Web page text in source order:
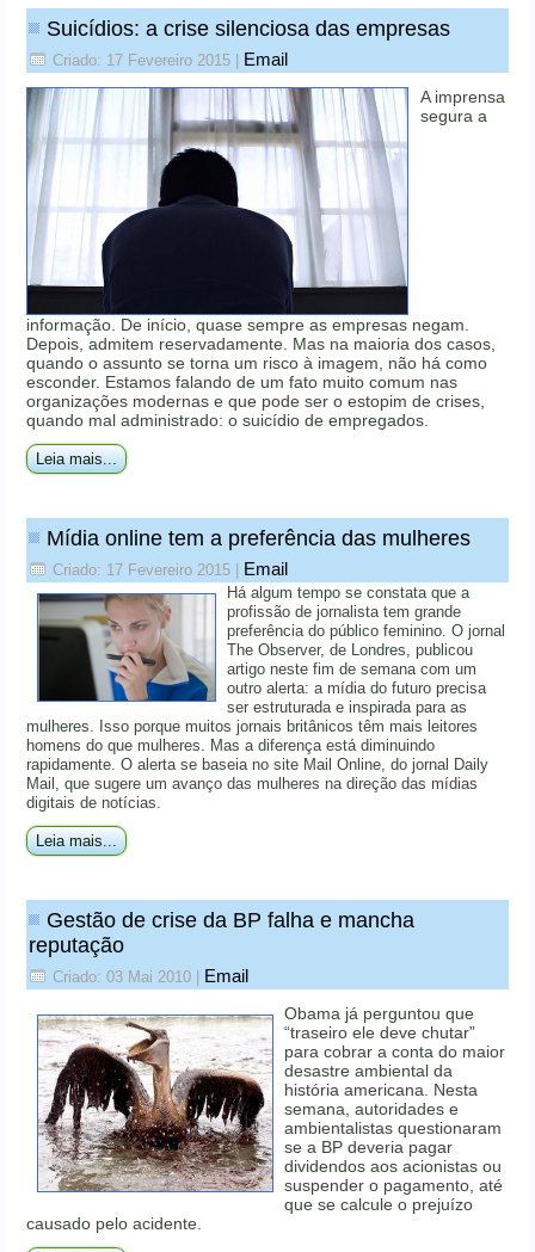
Suicídios: a crise silenciosa das empresas
Criado: 17 Fevereiro 2015 Email
A imprensa
segura a
informação. De início, quase sempre as empresas negam.
Depois, admitem reservadamente. Mas na maioria dos casos,
quando o assunto se torna um risco à imagem, não há como
esconder. Estamos falando de um fato muito comum nas
organizações modernas e que pode ser o estopim de crises,
quando mal administrado: o suicídio de empregados.
Leia mais...
Mídia online tem a preferência das mulheres
Criado: 17 Fevereiro 2015 Email
Há algum tempo se constata que a
profissão de jornalista tem grande
preferência do público feminino. O jornal
The Observer, de Londres, publicou
artigo neste fim de semana com um
outro alerta: a mídia do futuro precisa
ser estruturada e inspirada para as
mulheres. Isso porque muitos jornais britânicos têm mais leitores
homens do que mulheres. Mas a diferença está diminuindo
rapidamente. O alerta se baseia no site Mail Online, do jornal Daily
Mail, que sugere um avanço das mulheres na direção das mídias
digitais de notícias.
Leia mais...
Gestão de crise da BP falha e mancha
reputação
Criado: 03 Mai 2010 Email
Obama já perguntou que
“traseiro ele deve chutar”
para cobrar a conta do maior
desastre ambiental da
história americana. Nesta
semana, autoridades e
ambientalistas questionaram
se a BP deveria pagar
dividendos aos acionistas ou
suspender o pagamento, até
que se calcule o prejuízo
causado pelo acidente.